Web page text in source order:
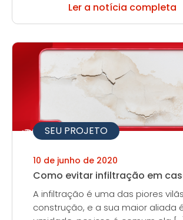
Ler a notícia completa
SEU PROJETO
10 de junho de 2020
Como evitar infiltração em
A infiltração é uma das piores
construção, e a sua maior aliada